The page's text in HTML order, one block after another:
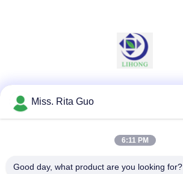
Les réseaux sociaux
Miss. Rita Guo
6:11 PM
Good day, what product are you looking for?